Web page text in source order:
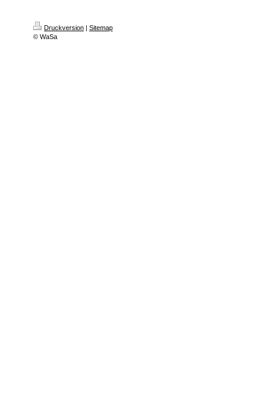
Druckversion | Sitemap
© WaSa